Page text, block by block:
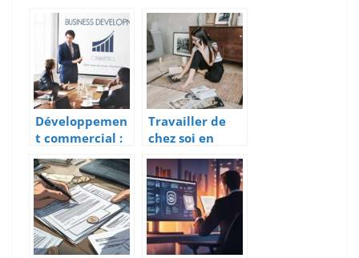
en entreprise :
quelles sont
leurs
répercussions
et les solutions
professionnelle
s possibles ?
un avocat
d’entreprise ?
Développemen
t commercial :
quels
avantages de
faire appel à un
bureau d’étude
CDAC ?
Travailler de
chez soi en
toute serenite :
la charte du
teletravail